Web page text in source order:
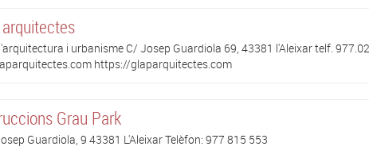
i urbanisme C/ Josep Guardiola 69, 43381 l'Aleixar telf.
https://glaparquitectes.com
Grau Park
Guardiola, 9 43381 L'Aleixar Telèfon: 977 815 553